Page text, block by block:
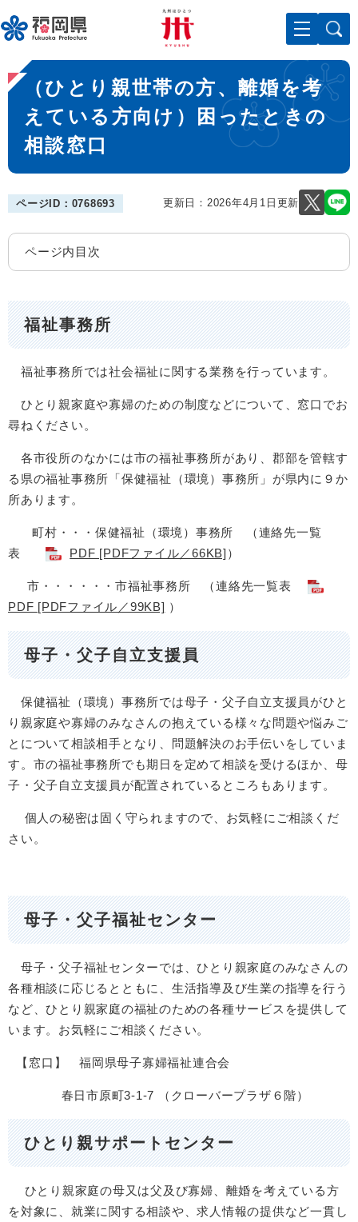
ー
ジ
先
頭
メニューを飛ばして本文へ
本
文
（ひとり親世帯の方、離婚を考
えている方向け）困ったときの
相談窓口
ページID：0768693 更新日：2026年4月1日更新
ページ内目次
福祉事務所
福祉事務所では社会福祉に関する業務を行っています。
ひとり親家庭や寡婦のための制度などについて、窓口でお
尋ねください。
各市役所のなかには市の福祉事務所があり、郡部を管轄す
る県の福祉事務所「保健福祉（環境）事務所」が県内に９か
所あります。
町村・・・保健福祉（環境）事務所 （連絡先一覧
表
PDF [PDFファイル／66KB] ）
市・・・・・・市福祉事務所 （連絡先一覧表
PDF [PDFファイル／99KB] ）
母子・父子自立支援員
保健福祉（環境）事務所では母子・父子自立支援員がひと
り親家庭や寡婦のみなさんの抱えている様々な問題や悩みご
とについて相談相手となり、問題解決のお手伝いをしていま
す。市の福祉事務所でも期日を定めて相談を受けるほか、母
子・父子自立支援員が配置されているところもあります。
個人の秘密は固く守られますので、お気軽にご相談くだ
さい。
母子・父子福祉センター
母子・父子福祉センターでは、ひとり親家庭のみなさんの
各種相談に応じるとともに、生活指導及び生業の指導を行う
など、ひとり親家庭の福祉のための各種サービスを提供して
います。お気軽にご相談ください。
【窓口】 福岡県母子寡婦福祉連合会
春日市原町3-1-7 （クローバープラザ６階）
ひとり親サポートセンター
ひとり親家庭の母又は父及び寡婦、離婚を考えている方
を対象に、就業に関する相談や、求人情報の提供など一貫し